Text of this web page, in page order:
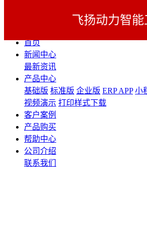
首页
新闻中心
最新资讯
产品中心
基础版 标准版 企业版 ERP APP 小
视频演示 打印样式下载
客户案例
产品购买
帮助中心
公司介绍
联系我们
飞扬动力智能